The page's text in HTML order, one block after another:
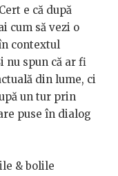
e că după
cum să vezi o
contextul
nu spun că ar fi
din lume, ci
un tur prin
puse în dialog
& bolile